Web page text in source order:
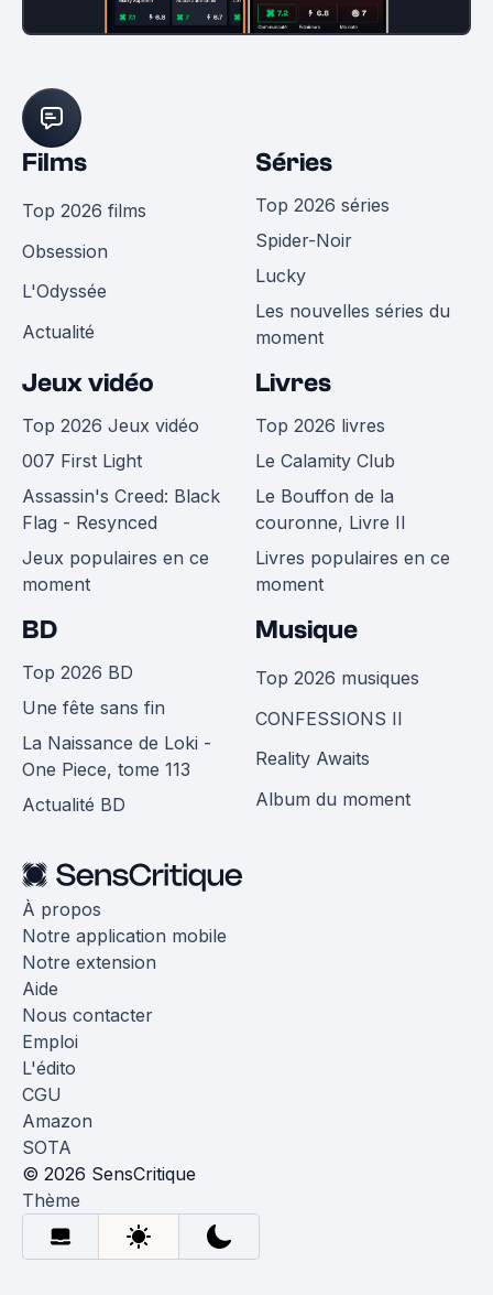
Films
Top 2026 films
Obsession
L'Odyssée
Actualité
Séries
Top 2026 séries
Spider-Noir
Lucky
Les nouvelles séries du
moment
Jeux vidéo
Top 2026 Jeux vidéo
007 First Light
Assassin's Creed: Black
Flag - Resynced
Jeux populaires en ce
moment
Livres
Top 2026 livres
Le Calamity Club
Le Bouffon de la
couronne, Livre II
Livres populaires en ce
moment
BD
Top 2026 BD
Une fête sans fin
La Naissance de Loki -
One Piece, tome 113
Actualité BD
Musique
Top 2026 musiques
CONFESSIONS II
Reality Awaits
Album du moment
À propos
Notre application mobile
Notre extension
Aide
Nous contacter
Emploi
L'édito
CGU
Amazon
SOTA
© 2026 SensCritique
Thème